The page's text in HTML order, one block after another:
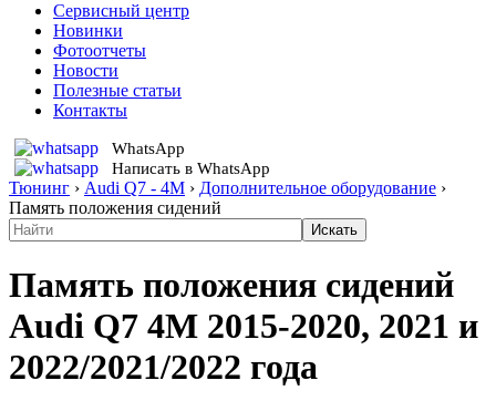
Сервисный центр
Новинки
Фотоотчеты
Новости
Полезные статьи
Контакты
WhatsApp
Написать в WhatsApp
Тюнинг › Audi Q7 - 4M › Дополнительное оборудование ›
Память положения сидений
Память положения сидений
Audi Q7 4M 2015-2020, 2021 и
2022/2021/2022 года